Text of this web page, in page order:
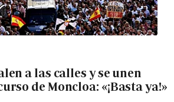
a las calles y se unen
de Moncloa: «¡Basta ya!»